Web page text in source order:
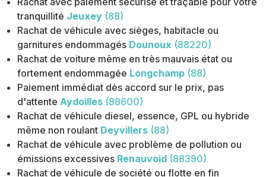
tranquillité Jeuxey (88)
Rachat de véhicule avec sièges, habitacle ou
garnitures endommagés Dounoux (88220)
Rachat de voiture même en très mauvais état ou
fortement endommagée Longchamp (88)
Paiement immédiat dès accord sur le prix, pas
d'attente Aydoilles (88600)
Rachat de véhicule diesel, essence, GPL ou hybride
même non roulant Deyvillers (88)
Rachat de véhicule avec problème de pollution ou
émissions excessives Renauvoid (88390)
Rachat de véhicule de société ou flotte en fin